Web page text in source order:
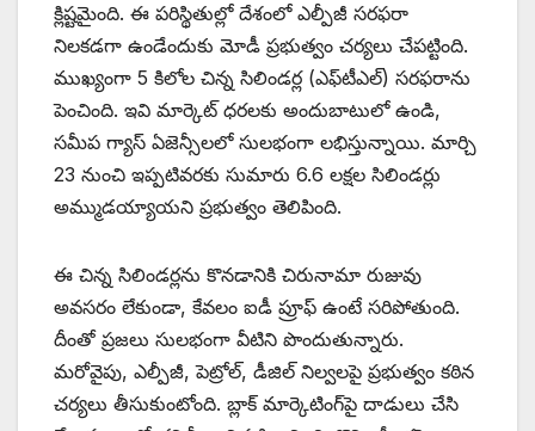
క్లిష్టమైంది. ఈ పరిస్థితుల్లో దేశంలో ఎల్పీజీ సరఫరా
నిలకడగా ఉండేందుకు మోడీ ప్రభుత్వం చర్యలు చేపట్టింది.
ముఖ్యంగా 5 కిలోల చిన్న సిలిండర్ల (ఎఫ్‌టీఎల్) సరఫరాను
పెంచింది. ఇవి మార్కెట్ ధరలకు అందుబాటులో ఉండి,
సమీప గ్యాస్ ఏజెన్సీలలో సులభంగా లభిస్తున్నాయి. మార్చి
23 నుంచి ఇప్పటివరకు సుమారు 6.6 లక్షల సిలిండర్లు
అమ్ముడయ్యాయని ప్రభుత్వం తెలిపింది.
ఈ చిన్న సిలిండర్లను కొనడానికి చిరునామా రుజువు
అవసరం లేకుండా, కేవలం ఐడీ ప్రూఫ్ ఉంటే సరిపోతుంది.
దీంతో ప్రజలు సులభంగా వీటిని పొందుతున్నారు.
మరోవైపు, ఎల్పీజీ, పెట్రోల్, డీజిల్ నిల్వలపై ప్రభుత్వం కఠిన
చర్యలు తీసుకుంటోంది. బ్లాక్ మార్కెటింగ్‌పై దాడులు చేసి